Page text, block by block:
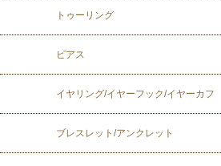
トゥーリング
ピアス
イヤリング/イヤーフック/イヤーカフ
ブレスレット/アンクレット